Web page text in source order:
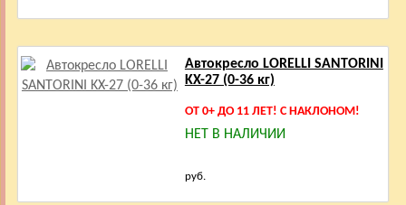
Автокресло LORELLI SANTORINI
KX-27 (0-36 кг)
ОТ 0+ ДО 11 ЛЕТ! С НАКЛОНОМ!
НЕТ В НАЛИЧИИ
руб.